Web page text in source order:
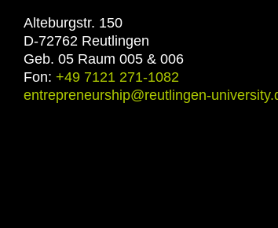
Alteburgstr. 150
D-72762 Reutlingen
Geb. 05 Raum 005 & 006
Fon: +49 7121 271-1082
entrepreneurship@reutlingen-